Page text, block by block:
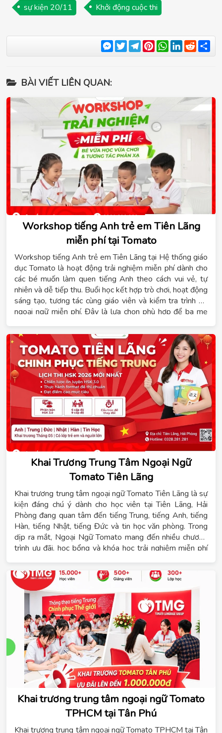
sự kiện 20/11
Khởi động cuộc thi
Messenger
TwitterTelegram
Pinterest
WhatsApp
LinkedIn
Reddit
BÀI VIẾT LIÊN QUAN:
Workshop tiếng Anh trẻ em Tiên Lãng
miễn phí tại Tomato
Workshop tiếng Anh trẻ em Tiên Lãng tại Hệ thống giáo
dục Tomato là hoạt động trải nghiệm miễn phí dành cho
các bé muốn làm quen tiếng Anh theo cách vui vẻ, tự
nhiên và dễ tiếp thu. Buổi học kết hợp trò chơi, hoạt động
sáng tạo, tương tác cùng giáo viên và kiểm tra trình độ
ngoại ngữ miễn phí. Đây là lựa chọn phù hợp để ba mẹ
Anh trẻ em Tiên Lãng.
Khai Trương Trung Tâm Ngoại Ngữ
Tomato Tiên Lãng
Khai trương trung tâm ngoại ngữ Tomato Tiên Lãng là sự
kiện đáng chú ý dành cho học viên tại Tiên Lãng, Hải
Phòng đang quan tâm đến tiếng Trung, tiếng Anh, tiếng
Hàn, tiếng Nhật, tiếng Đức và tin học văn phòng. Trong
dịp ra mắt, Ngoại Ngữ Tomato mang đến nhiều chương
trình ưu đãi, học bổng và khóa học trải nghiệm miễn phí
Khai trương trung tâm ngoại ngữ Tomato
TPHCM tại Tân Phú
Khai trương trung tâm ngoại ngữ Tomato TPHCM tại Tân